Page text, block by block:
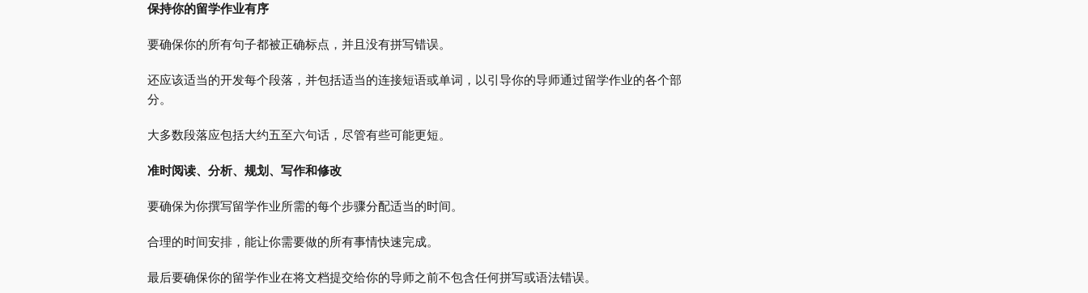
保持你的留学作业有序
要确保你的所有句子都被正确标点，并且没有拼写错误。
还应该适当的开发每个段落，并包括适当的连接短语或单词，以引导你的导师通过留学作业的各个部
分。
大多数段落应包括大约五至六句话，尽管有些可能更短。
准时阅读、分析、规划、写作和修改
要确保为你撰写留学作业所需的每个步骤分配适当的时间。
合理的时间安排，能让你需要做的所有事情快速完成。
最后要确保你的留学作业在将文档提交给你的导师之前不包含任何拼写或语法错误。